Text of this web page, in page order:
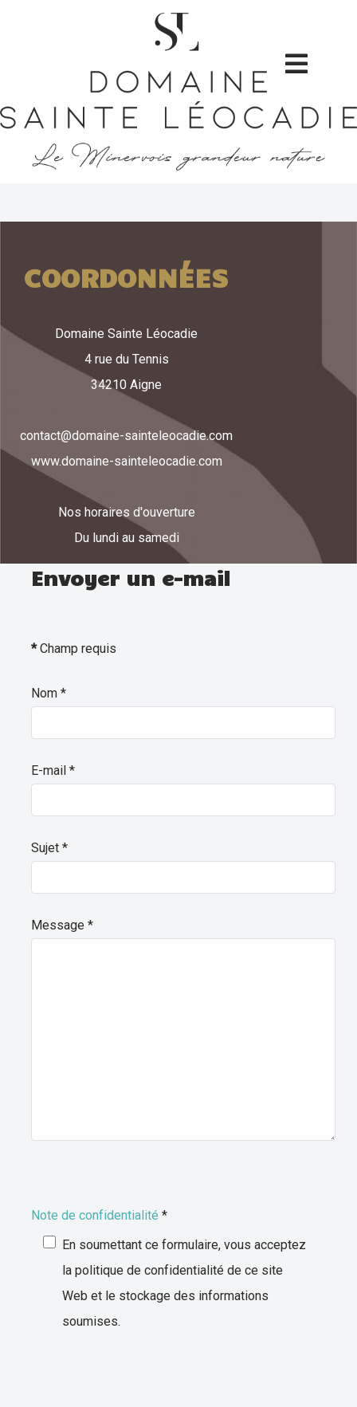
COORDONNÉES
Domaine Sainte Léocadie
4 rue du Tennis
34210 Aigne
contact@domaine-sainteleocadie.com
www.domaine-sainteleocadie.com
Nos horaires d'ouverture
Du lundi au samedi
Envoyer un e-mail
*Champ requis
Nom *
E-mail *
Sujet *
Message *
Note de confidentialité *
Note de confidentialité
En soumettant ce formulaire, vous acceptez
la politique de confidentialité de ce site
Web et le stockage des informations
soumises.